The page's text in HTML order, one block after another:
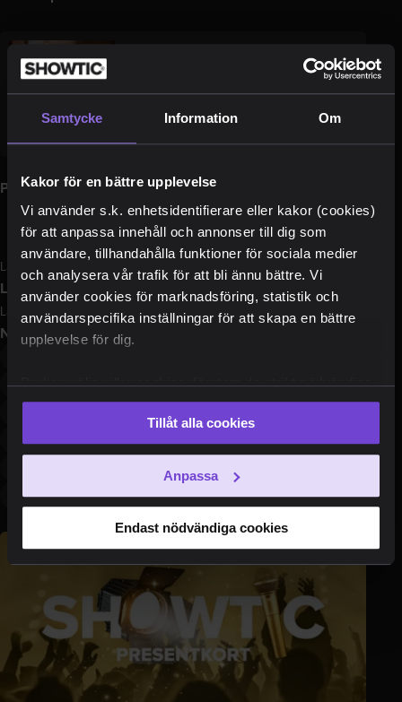
Samtycke Information Om
Kakor för en bättre upplevelse
Vi använder s.k. enhetsidentifierare eller kakor (cookies)
för att anpassa innehåll och annonser till dig som
användare, tillhandahålla funktioner för sociala medier
och analysera vår trafik för att bli ännu bättre. Vi
använder cookies för marknadsföring, statistik och
användarspecifika inställningar för att skapa en bättre
upplevelse för dig.
Du kan välja vilka cookies, förutom de strikt nödvändiga,
som du vill acceptera. Du kan också när som helst ändra
ditt val eller återkalla ditt samtycke genom att klicka på
den runda symbolen i skärmens nederkant.
Tillåt alla cookies
Anpassa
Endast nödvändiga cookies
Pressbilder
Ladda ner pressbilder
Logotyper
Ladda ner logotyper
Nyckelord
thomas petersson
clara henry
måns nathanaelson
charlott strandberg
anna karin palmgren
martina sundén
klas wiljergård
michael parker
whose wifes are they away?
showtic